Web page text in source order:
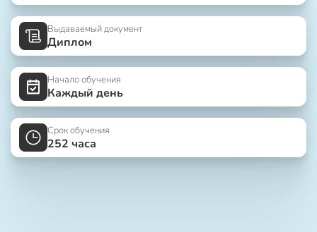
Выдаваемый документ
Диплом
Начало обучения
Каждый день
Срок обучения
252 часа